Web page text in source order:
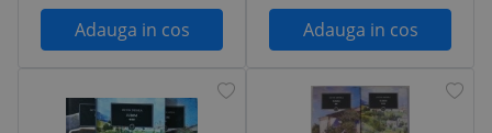
Adauga in cos
Adauga in cos